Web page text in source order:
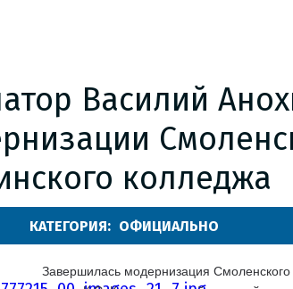
Василий
колледжа
КАТЕГОРИЯ: ОФИЦИАЛЬНО
Завершилась модернизация Смоленского